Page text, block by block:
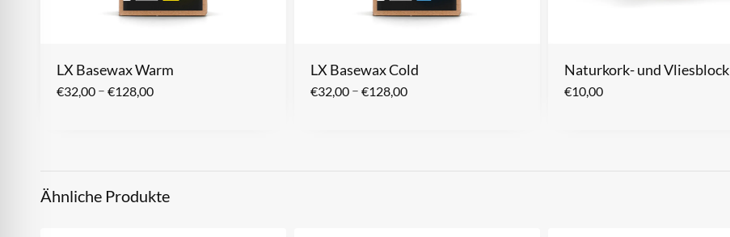
LX Basewax Warm
€32,00 – €128,00
LX Basewax Cold
€32,00 – €128,00
Naturkork- und Vliesblock
€10,00
Ähnliche Produkte